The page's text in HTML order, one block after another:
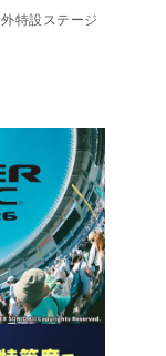
特設ステージ